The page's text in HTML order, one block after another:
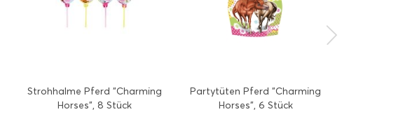
Strohhalme Pferd "Charming
Horses", 8 Stück
Partytüten Pferd "Charming
Horses", 6 Stück